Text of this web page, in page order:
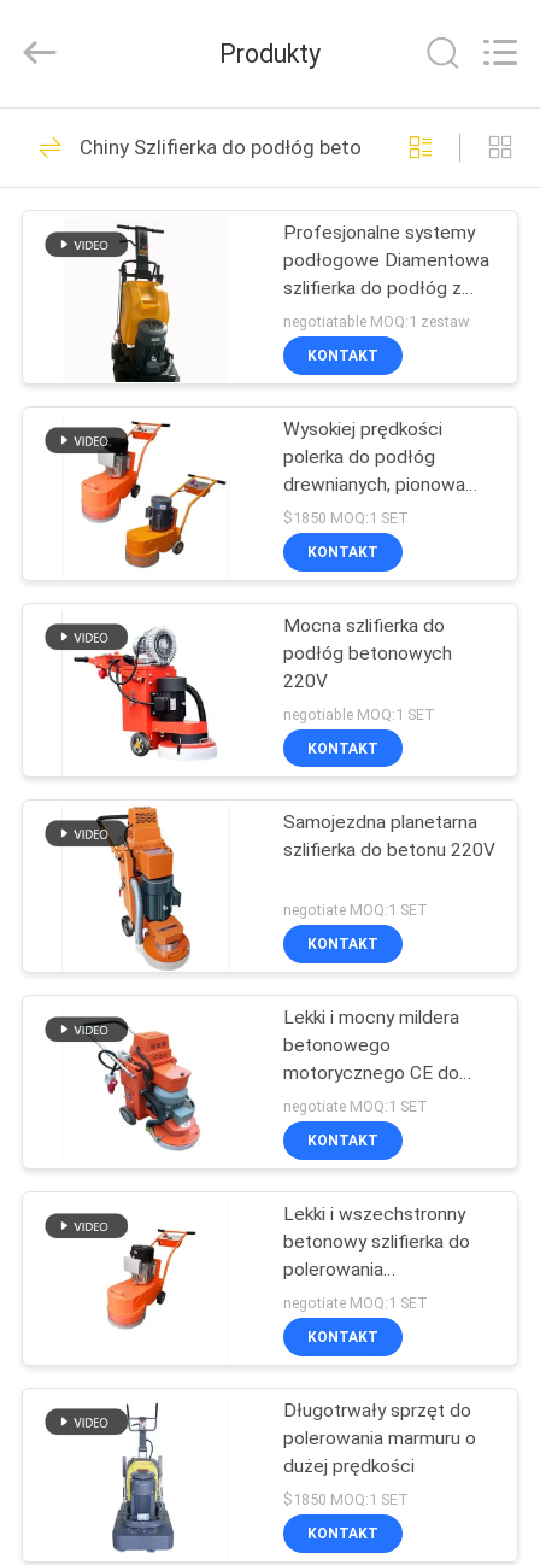
DOM
PRODUKTY
NAS
WYCIECZKA
FABRYCE
SKONTAKTUJ
NAMI
AKTUALNOŚCI
POPROSIĆ
O
WYCENĘ
SITEMAP
POLITYKA
PRYWATNOŚCI
INSTRUMENT
Rights
Urządzenia do
badania palności
342
Pionowy test
palności
23
Poziomy test
palności
Sprzęt do
testowania pożaru
Materiały
budowlane Fire
Tester
36
Izba Badań
Środowiskowych
530
Produkty
Chiny Szlifierka do podłóg betonowych
Profesjonalne systemy
podłogowe Diamentowa
szlifierka do podłóg z
falownikiem 10HP
negotiatable MOQ:1 zestaw
KONTAKT
Wysokiej prędkości
polerka do podłóg
drewnianych, pionowa
szlifierka do betonu do
czyszczenia sprzętu
budowlanego
$1850 MOQ:1 SET
KONTAKT
Mocna szlifierka do
podłóg betonowych
220V
negotiable MOQ:1 SET
KONTAKT
Samojezdna planetarna
szlifierka do betonu 220V
negotiate MOQ:1 SET
KONTAKT
Lekki i mocny mildera
betonowego
motorycznego CE do
obróbki inżynierii
podłogowej
negotiate MOQ:1 SET
KONTAKT
Lekki i wszechstronny
betonowy szlifierka do
polerowania
epoksydowego i
cementowego
negotiate MOQ:1 SET
KONTAKT
Długotrwały sprzęt do
polerowania marmuru o
dużej prędkości
$1850 MOQ:1 SET
KONTAKT